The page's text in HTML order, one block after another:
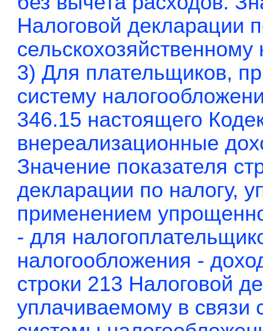
Налоговой декларации
сельскохозяйственному
3) Для плательщиков,
систему
346.15 настоящего
внереализационные
Значение показателя
декларации по налогу,
применением
- для
налогообложения -
строки 213 Налоговой
уплачиваемому в